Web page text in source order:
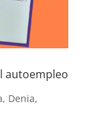
autoempleo
, Denia,